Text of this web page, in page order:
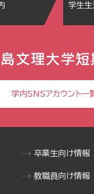
学生生
文理大学短
学内SNSアカウント一
卒業生向け情報
教職員向け情報